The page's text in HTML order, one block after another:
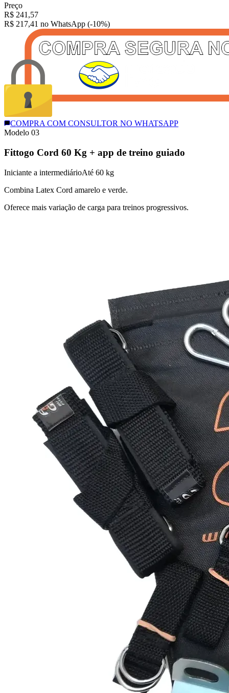
Preço
R$ 241,57
R$ 217,41 no WhatsApp (-10%)
COMPRA COM CONSULTOR NO WHATSAPP
Modelo 03
Fittogo Cord 60 Kg + app de treino guiado
Iniciante a intermediárioAté 60 kg
Combina Latex Cord amarelo e verde.
Oferece mais variação de carga para treinos progressivos.